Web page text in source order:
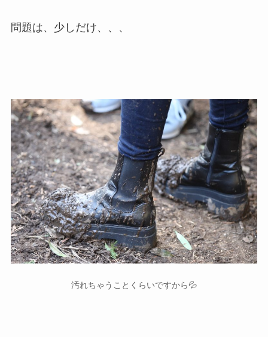
問題は、少しだけ、、、
汚れちゃうことくらいですから💦